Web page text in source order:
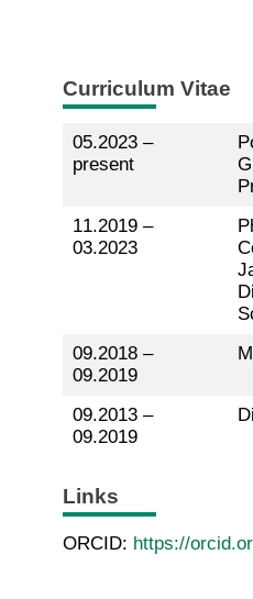
Curriculum Vitae
05.2023 –
present
11.2019 –
03.2023
09.2018 –
09.2019
09.2013 –
09.2019
Links
ORCID: https://